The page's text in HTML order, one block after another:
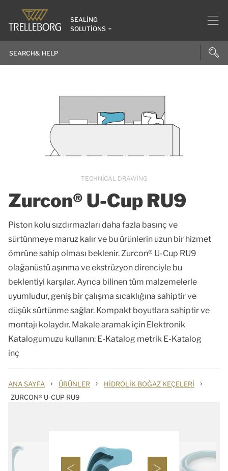
SEALING
SOLUTIONS
Zurcon® U-Cup RU9
Piston kolu sızdırmazları daha fazla basınç ve
sürtünmeye maruz kalır ve bu ürünlerin uzun bir hizmet
ömrüne sahip olması beklenir. Zurcon® U-Cup RU9
olağanüstü aşınma ve ekstrüzyon direnciyle bu
beklentiyi karşılar. Ayrıca bilinen tüm malzemelerle
uyumludur, geniş bir çalışma sıcaklığına sahiptir ve
düşük sürtünme sağlar. Kompakt boyutlara sahiptir ve
montajı kolaydır. Makale aramak için Elektronik
Katalogumuzu kullanın: E-Katalog metrik E-Katalog
inç
TECHNICAL DRAWING
ANA SAYFA › ÜRÜNLER › HIDROLIK BOĞAZ KEÇELERI ›
ZURCON® U-CUP RU9